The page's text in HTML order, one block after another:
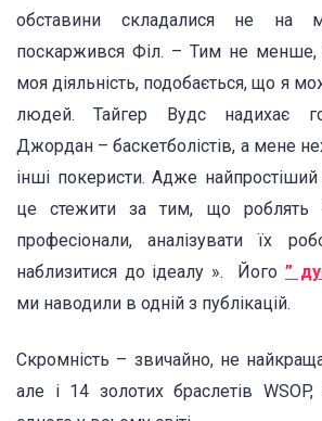
обставини складалися не на
поскаржився Філ. – Тим не менше,
моя діяльність, подобається, що я
людей. Тайгер Вудс надихає
Джордан – баскетболістів, а мене
інші покеристи. Адже
це стежити за тим, що роблять
професіонали, аналізувати їх
наблизитися до ідеалу ». Його ”
ми наводили в одній з публікацій.
Скромність – звичайно, не
але і 14 золотих браслетів